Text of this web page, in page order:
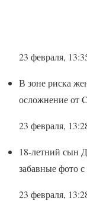
23 февраля,
В зоне риска
осложнение от
23 февраля,
18-летний сын
забавные фото
23 февраля,